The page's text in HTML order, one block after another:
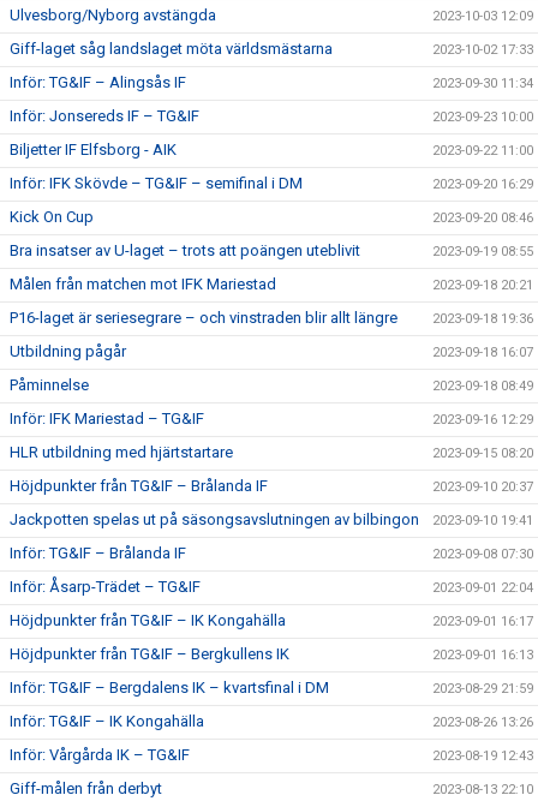
Ulvesborg/Nyborg avstängda 2023-10-03 12:09
Giff-laget såg landslaget möta världsmästarna 2023-10-02 17:33
Inför: TG&IF – Alingsås IF 2023-09-30 11:34
Inför: Jonsereds IF – TG&IF 2023-09-23 10:00
Biljetter IF Elfsborg - AIK 2023-09-22 11:00
Inför: IFK Skövde – TG&IF – semifinal i DM 2023-09-20 16:29
Kick On Cup 2023-09-20 08:46
Bra insatser av U-laget – trots att poängen uteblivit 2023-09-19 08:55
Målen från matchen mot IFK Mariestad 2023-09-18 20:21
P16-laget är seriesegrare – och vinstraden blir allt längre 2023-09-18 19:36
Utbildning pågår 2023-09-18 16:07
Påminnelse 2023-09-18 08:49
Inför: IFK Mariestad – TG&IF 2023-09-16 12:29
HLR utbildning med hjärtstartare 2023-09-15 08:20
Höjdpunkter från TG&IF – Brålanda IF 2023-09-10 20:37
Jackpotten spelas ut på säsongsavslutningen av bilbingon 2023-09-10 19:41
Inför: TG&IF – Brålanda IF 2023-09-08 07:30
Inför: Åsarp-Trädet – TG&IF 2023-09-01 22:04
Höjdpunkter från TG&IF – IK Kongahälla 2023-09-01 16:17
Höjdpunkter från TG&IF – Bergkullens IK 2023-09-01 16:13
Inför: TG&IF – Bergdalens IK – kvartsfinal i DM 2023-08-29 21:59
Inför: TG&IF – IK Kongahälla 2023-08-26 13:26
Inför: Vårgårda IK – TG&IF 2023-08-19 12:43
Giff-målen från derbyt 2023-08-13 22:10